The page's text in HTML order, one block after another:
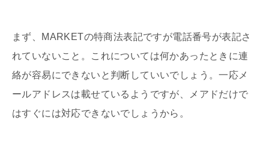
まず、MARKETの特商法表記ですが電話番号が表記さ
れていないこと。これについては何かあったときに連
絡が容易にできないと判断していいでしょう。一応メ
ールアドレスは載せているようですが、メアドだけで
はすぐには対応できないでしょうから。